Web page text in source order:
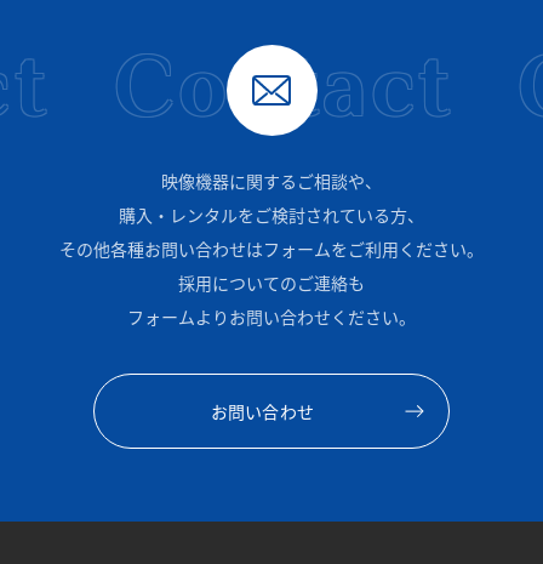
Contact
映像機器に関するご相談や、
購入・レンタルをご検討されている方、
その他各種お問い合わせはフォームをご利用ください。
採用についてのご連絡も
フォームよりお問い合わせください。
お問い合わせ